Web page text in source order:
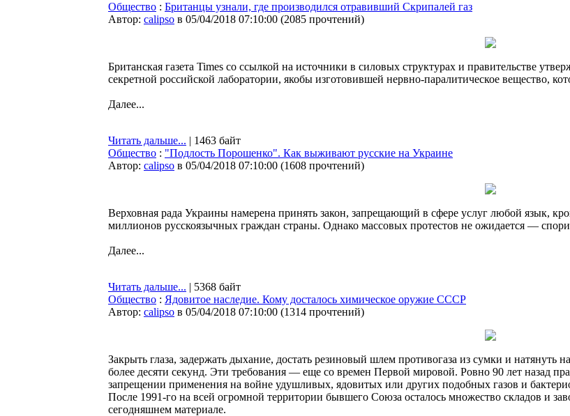
Общество : Британцы узнали, где производился отравивший Скрипалей газ
Автор: calipso в 05/04/2018 07:10:00 (2085 прочтений)
Британская газета Times со ссылкой на источники в силовых структурах и правительстве
секретной российской лаборатории, якобы изготовившей нервно-паралитическое вещество,
Далее...
Читать дальше... | 1463 байт
Общество : "Подлость Порошенко". Как выживают русские на Украине
Автор: calipso в 05/04/2018 07:10:00 (1608 прочтений)
Верховная рада Украины намерена принять закон, запрещающий в сфере услуг любой язык,
миллионов русскоязычных граждан страны. Однако массовых протестов не ожидается —
Далее...
Читать дальше... | 5368 байт
Общество : Ядовитое наследие. Кому досталось химическое оружие СССР
Автор: calipso в 05/04/2018 07:10:00 (1314 прочтений)
Закрыть глаза, задержать дыхание, достать резиновый шлем противогаза из сумки и
более десяти секунд. Эти требования — еще со времен Первой мировой. Ровно 90 лет назад
запрещении применения на войне удушливых, ядовитых или других подобных газов и
После 1991-го на всей огромной территории бывшего Союза осталось множество складов и
сегодняшнем материале.